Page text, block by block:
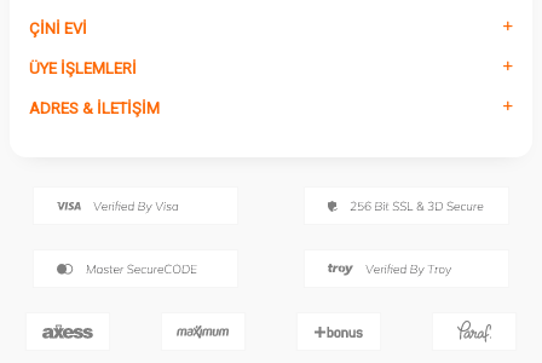
ÇINI EVI
ÜYE İŞLEMLERI
ADRES & İLETIŞIM